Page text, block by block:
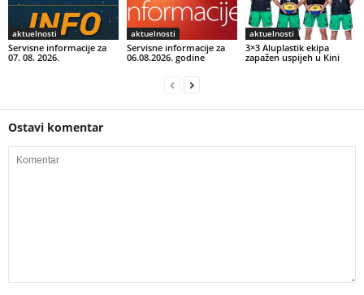
aktuelnosti
Servisne informacije za
07. 08. 2026.
aktuelnosti
Servisne informacije za
06.08.2026. godine
aktuelnosti
3×3 Aluplastik ekipa
zapažen uspijeh u Kini
Ostavi komentar